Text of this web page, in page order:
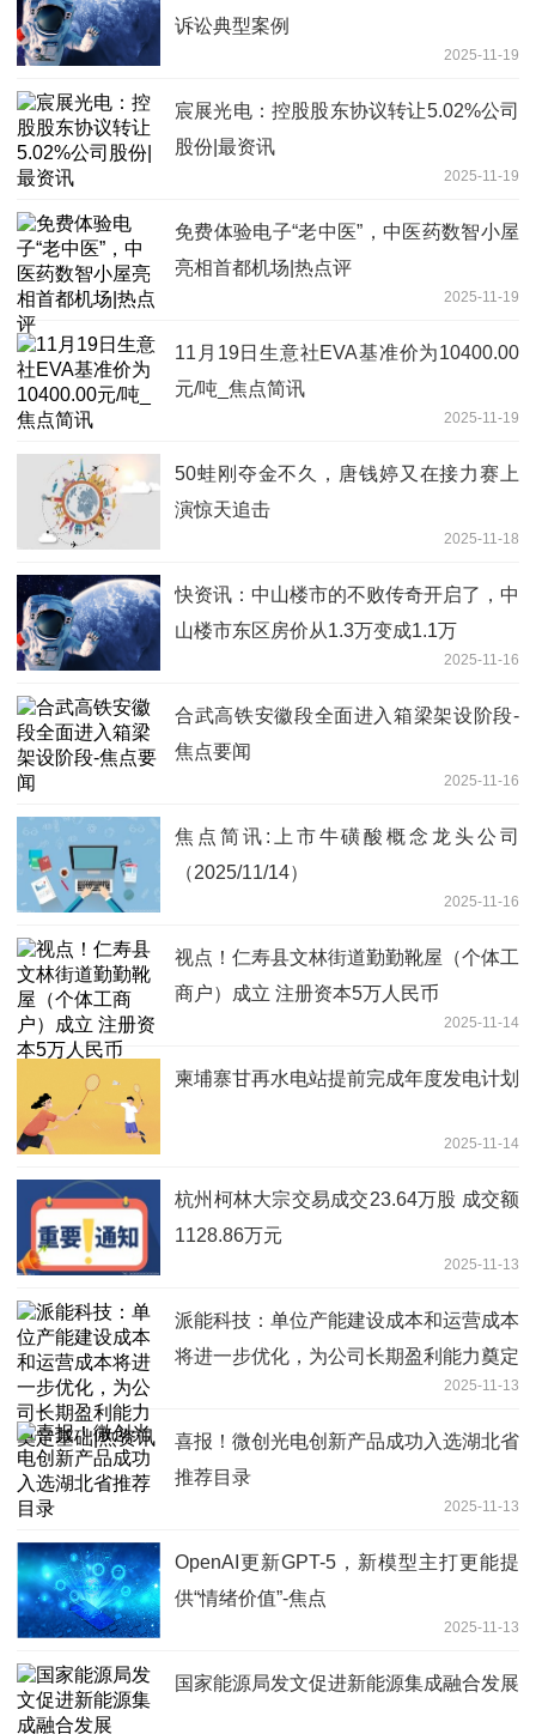
诉讼典型案例
2025-11-19
宸展光电：控股股东协议转让5.02%公司
股份|最资讯
2025-11-19
免费体验电子“老中医”，中医药数智小屋
亮相首都机场|热点评
2025-11-19
11月19日生意社EVA基准价为10400.00
元/吨_焦点简讯
2025-11-19
50蛙刚夺金不久，唐钱婷又在接力赛上
演惊天追击
2025-11-18
快资讯：中山楼市的不败传奇开启了，中
山楼市东区房价从1.3万变成1.1万
2025-11-16
合武高铁安徽段全面进入箱梁架设阶段-
焦点要闻
2025-11-16
焦点简讯:上市牛磺酸概念龙头公司
（2025/11/14）
2025-11-16
视点！仁寿县文林街道勤勤靴屋（个体工
商户）成立 注册资本5万人民币
2025-11-14
柬埔寨甘再水电站提前完成年度发电计划
2025-11-14
杭州柯林大宗交易成交23.64万股 成交额
1128.86万元
2025-11-13
派能科技：单位产能建设成本和运营成本
将进一步优化，为公司长期盈利能力奠定
2025-11-13
喜报！微创光电创新产品成功入选湖北省
推荐目录
2025-11-13
OpenAI更新GPT-5，新模型主打更能提
供“情绪价值”-焦点
2025-11-13
国家能源局发文促进新能源集成融合发展